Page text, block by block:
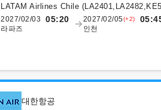
LATAM Airlines Chile (
2027/02/03 05:20
라파즈
2027/02/05(+2)
인천
대한항공